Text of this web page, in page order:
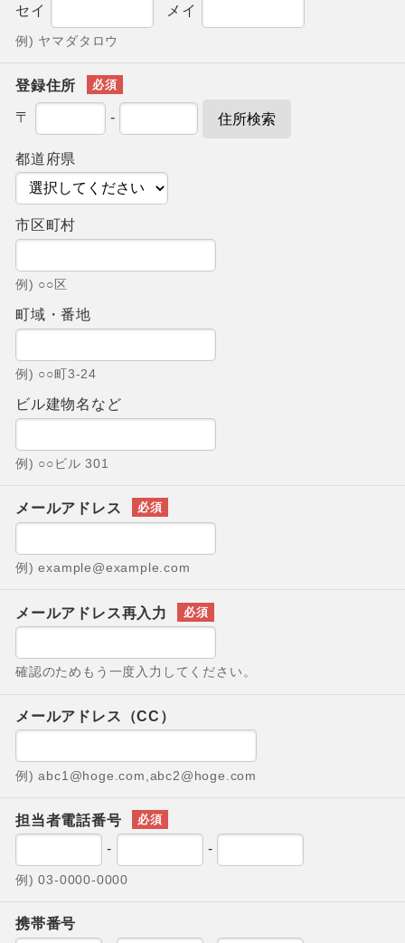
セイ
メイ
例) ヤマダタロウ
登録住所
〒
- 住所検索
都道府県
市区町村
例) ○○区
町域・番地
例) ○○町3-24
ビル建物名など
例) ○○ビル 301
メールアドレス
例) example@example.com
メールアドレス再入力
確認のためもう一度入力してください。
メールアドレス（CC）
例) abc1@hoge.com,abc2@hoge.com
担当者電話番号
-
-
例) 03-0000-0000
携帯番号